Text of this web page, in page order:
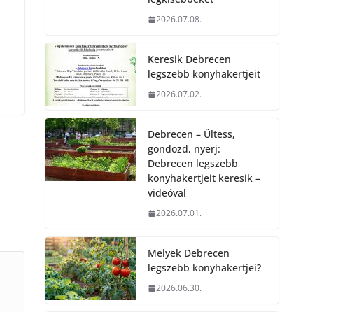
2026.07.08.
Keresik Debrecen
legszebb konyhakertjeit
2026.07.02.
Debrecen – Ültess,
gondozd, nyerj:
Debrecen legszebb
konyhakertjeit keresik –
videóval
2026.07.01.
Melyek Debrecen
legszebb konyhakertjei?
2026.06.30.